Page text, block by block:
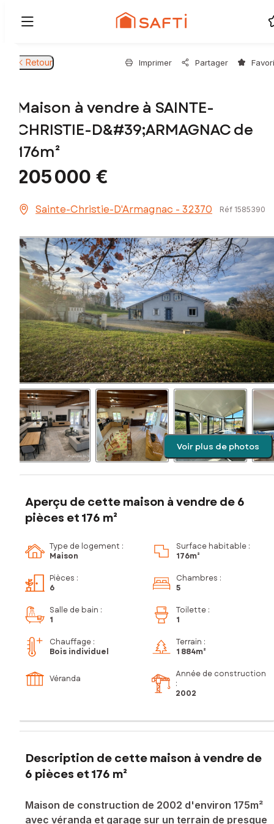
Retour Imprimer Partager
Maison à vendre à SAINTE-
CHRISTIE-D&#39;ARMAGNAC de
176m²
205 000 €
Sainte-Christie-D'Armagnac - 32370 Réf 1585390
Voir plus de photos
Aperçu de cette maison à vendre de 6
pièces et 176 m²
Type de logement :
Maison
Surface habitable :
176m²
Pièces :
6
Chambres :
5
Salle de bain :
1
Toilette :
1
Chauffage :
Bois individuel
Terrain :
1 884m²
Véranda
Année de construction
:
2002
Description de cette maison à vendre de
6 pièces et 176 m²
Maison de construction de 2002 d'environ 175m²
avec véranda et garage sur un terrain de presque